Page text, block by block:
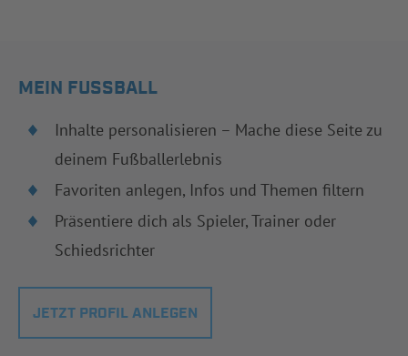
MEIN FUSSBALL
Inhalte personalisieren – Mache diese Seite zu
deinem Fußballerlebnis
Favoriten anlegen, Infos und Themen filtern
Präsentiere dich als Spieler, Trainer oder
Schiedsrichter
JETZT PROFIL ANLEGEN